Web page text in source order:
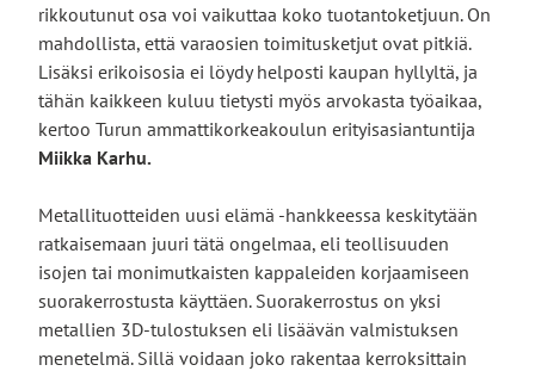
rikkoutunut osa voi vaikuttaa koko tuotantoketjuun. On
mahdollista, että varaosien toimitusketjut ovat pitkiä.
Lisäksi erikoisosia ei löydy helposti kaupan hyllyltä, ja
tähän kaikkeen kuluu tietysti myös arvokasta työaikaa,
kertoo Turun ammattikorkeakoulun erityisasiantuntija
Miikka Karhu.
Metallituotteiden uusi elämä -hankkeessa keskitytään
ratkaisemaan juuri tätä ongelmaa, eli teollisuuden
isojen tai monimutkaisten kappaleiden korjaamiseen
suorakerrostusta käyttäen. Suorakerrostus on yksi
metallien 3D-tulostuksen eli lisäävän valmistuksen
menetelmä. Sillä voidaan joko rakentaa kerroksittain